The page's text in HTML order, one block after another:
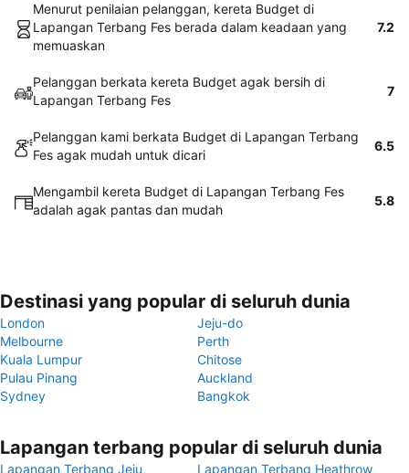
Menurut penilaian pelanggan, kereta Budget di
Lapangan Terbang Fes berada dalam keadaan yang
memuaskan
7.2
Pelanggan berkata kereta Budget agak bersih di
Lapangan Terbang Fes
7
Pelanggan kami berkata Budget di Lapangan Terbang
Fes agak mudah untuk dicari
6.5
Mengambil kereta Budget di Lapangan Terbang Fes
adalah agak pantas dan mudah
5.8
Destinasi yang popular di seluruh dunia
London
Jeju-do
Melbourne
Perth
Kuala Lumpur
Chitose
Pulau Pinang
Auckland
Sydney
Bangkok
Lapangan terbang popular di seluruh dunia
Lapangan Terbang Jeju Lapangan Terbang Heathrow